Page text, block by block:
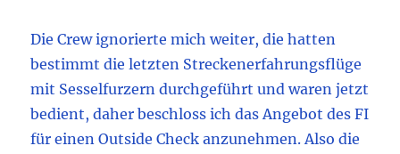
Die Crew ignorierte mich weiter, die hatten
bestimmt die letzten Streckenerfahrungsflüge
mit Sesselfurzern durchgeführt und waren jetzt
bedient, daher beschloss ich das Angebot des FI
für einen Outside Check anzunehmen. Also die